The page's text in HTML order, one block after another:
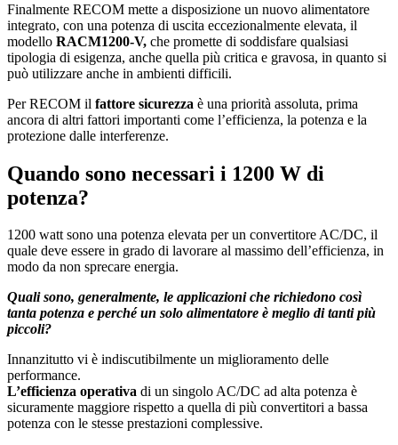
Finalmente RECOM mette a disposizione un nuovo alimentatore
integrato, con una potenza di uscita eccezionalmente elevata, il
modello RACM1200-V, che promette di soddisfare qualsiasi
tipologia di esigenza, anche quella più critica e gravosa, in quanto si
può utilizzare anche in ambienti difficili.
Per RECOM il fattore sicurezza è una priorità assoluta, prima
ancora di altri fattori importanti come l’efficienza, la potenza e la
protezione dalle interferenze.
Quando sono necessari i 1200 W di
potenza?
1200 watt sono una potenza elevata per un convertitore AC/DC, il
quale deve essere in grado di lavorare al massimo dell’efficienza, in
modo da non sprecare energia.
Quali sono, generalmente, le applicazioni che richiedono così
tanta potenza e perché un solo alimentatore è meglio di tanti più
piccoli?
Innanzitutto vi è indiscutibilmente un miglioramento delle
performance.
L’efficienza operativa di un singolo AC/DC ad alta potenza è
sicuramente maggiore rispetto a quella di più convertitori a bassa
potenza con le stesse prestazioni complessive.